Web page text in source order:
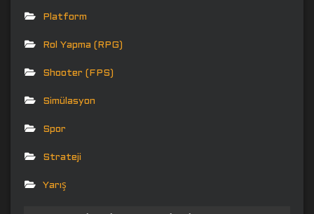
Platform
Rol Yapma (RPG)
Shooter (FPS)
Simülasyon
Spor
Strateji
Yarış